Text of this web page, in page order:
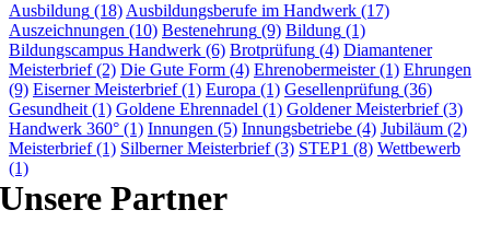
Ausbildung (18)Ausbildungsberufe im Handwerk (17)
Auszeichnungen (10) Bestenehrung (9) Bildung (1)
Bildungscampus Handwerk (6) Brotprüfung (4) Diamantener
Meisterbrief(2) Die Gute Form (4) Ehrenobermeister(1) Ehrungen
(9) Eiserner Meisterbrief(1) Europa (1) Gesellenprüfung (36)
Gesundheit(1) Goldene Ehrennadel (1) Goldener Meisterbrief(3)
Handwerk 360° (1) Innungen (5) Innungsbetriebe (4) Jubiläum (2)
Meisterbrief(1) Silberner Meisterbrief(3) STEP1 (8) Wettbewerb
(1)
Unsere Partner